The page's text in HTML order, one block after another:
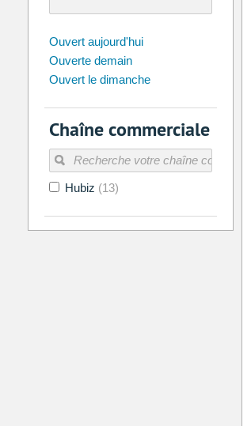
Di Lu
26 27
2 3 4
9 10 11
16 17 18
23
30 31 1
Ouvert aujourd'hui
Ouverte demain
Ouvert le dimanche
Chaîne commerciale
Hubiz (13)